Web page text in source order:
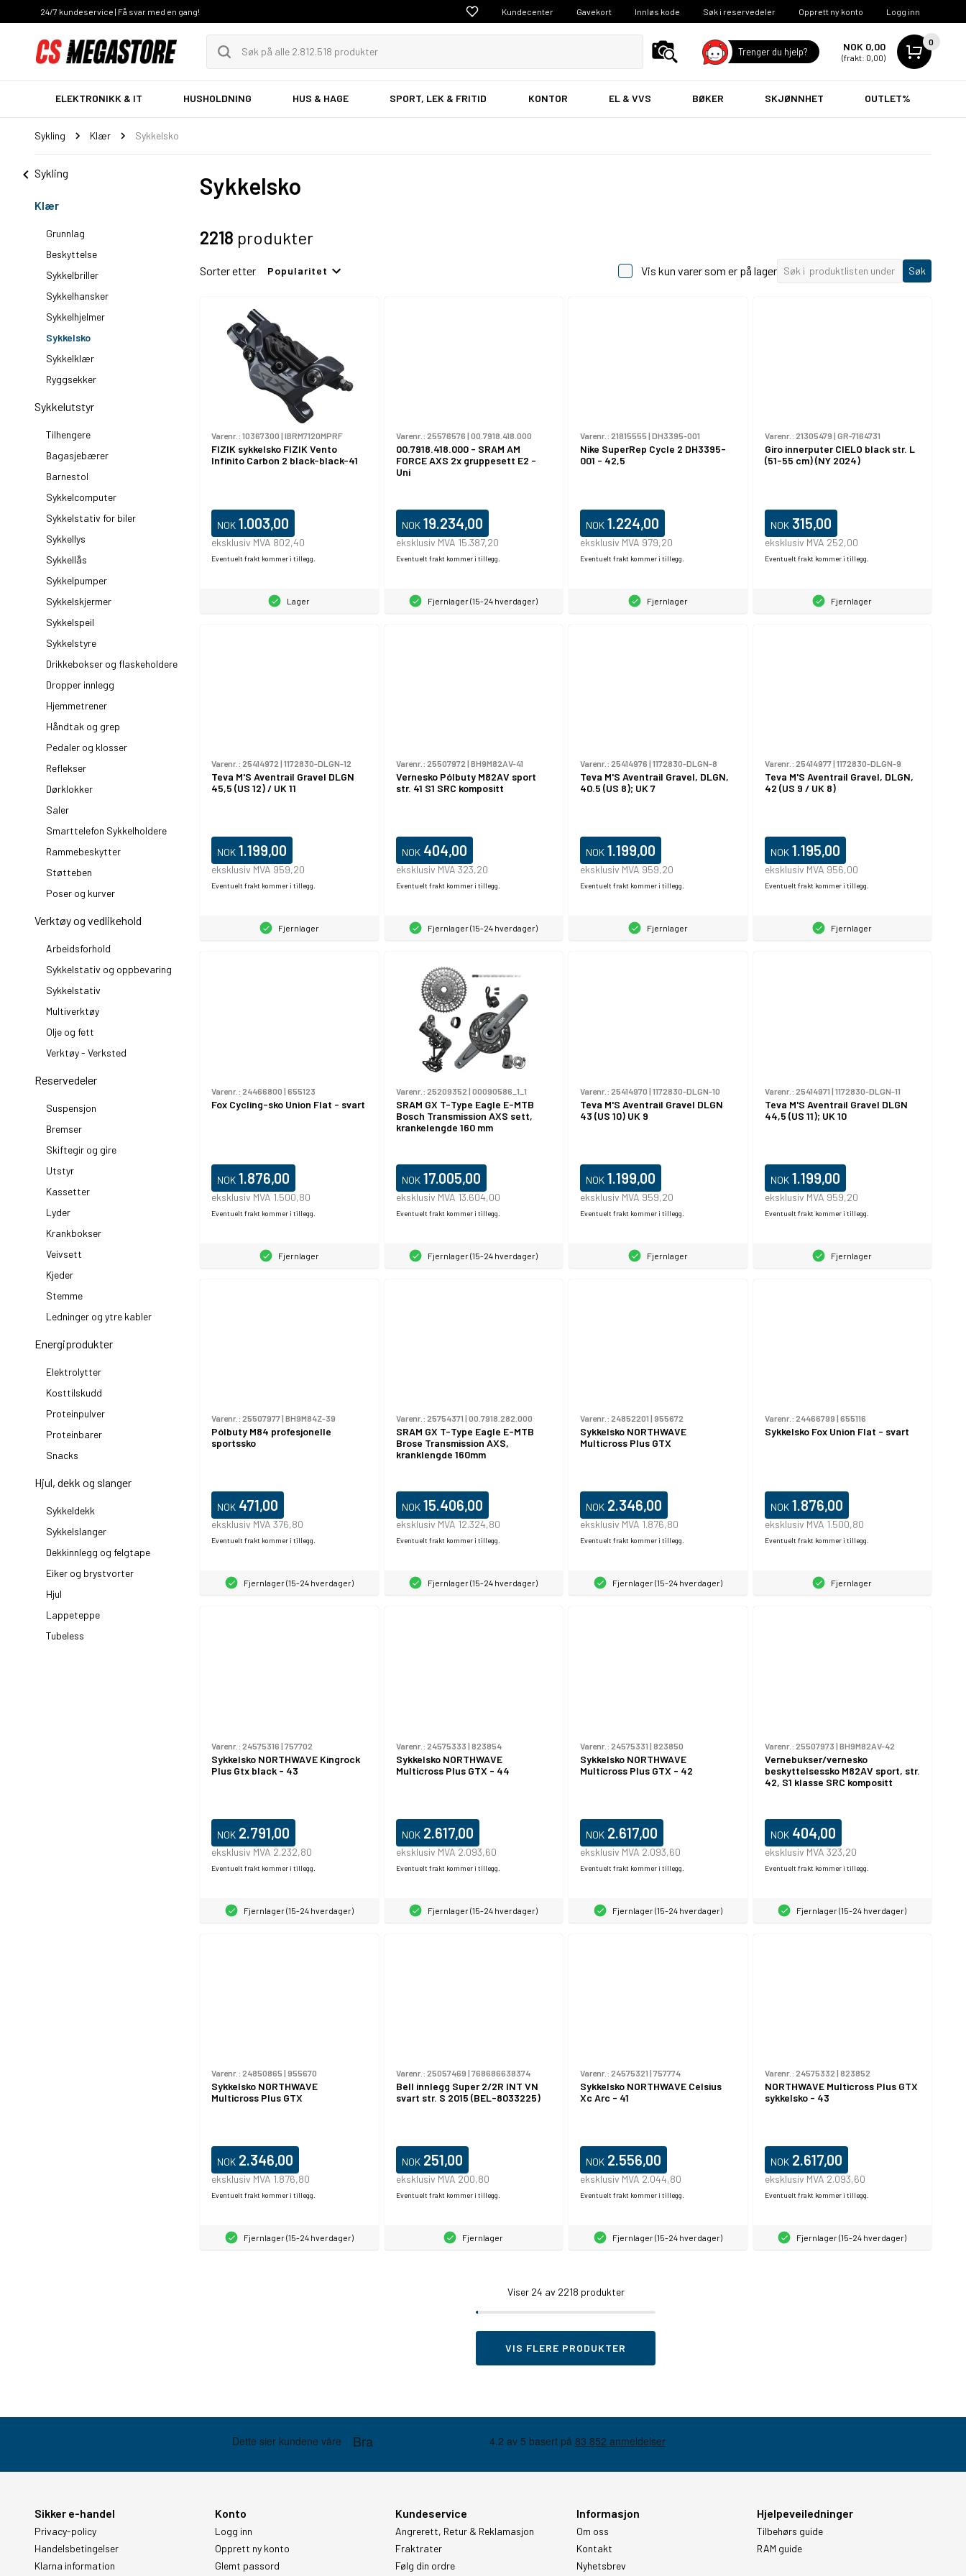
24/7 kundeservice | Få svar med en gang! Kundecenter Gavekort Innløs kode Søk i reservedeler Opprett ny konto Logg inn
Trenger du hjelp? NOK 0,00
(frakt: 0,00)
0
ELEKTRONIKK & IT HUSHOLDNING HUS & HAGE SPORT, LEK & FRITID KONTOR EL & VVS BØKER SKJØNNHET OUTLET%
Sykling Klær Sykkelsko
Sykling
Klær
Grunnlag
Beskyttelse
Sykkelbriller
Sykkelhansker
Sykkelhjelmer
Sykkelsko
Sykkelklær
Ryggsekker
Sykkelutstyr
Tilhengere
Bagasjebærer
Barnestol
Sykkelcomputer
Sykkelstativ for biler
Sykkellys
Sykkellås
Sykkelpumper
Sykkelskjermer
Sykkelspeil
Sykkelstyre
Drikkebokser og flaskeholdere
Dropper innlegg
Hjemmetrener
Håndtak og grep
Pedaler og klosser
Reflekser
Dørklokker
Saler
Smarttelefon Sykkelholdere
Rammebeskytter
Støtteben
Poser og kurver
Verktøy og vedlikehold
Arbeidsforhold
Sykkelstativ og oppbevaring
Sykkelstativ
Multiverktøy
Olje og fett
Verktøy - Verksted
Reservedeler
Suspensjon
Bremser
Skiftegir og gire
Utstyr
Kassetter
Lyder
Krankbokser
Veivsett
Kjeder
Stemme
Ledninger og ytre kabler
Energiprodukter
Elektrolytter
Kosttilskudd
Proteinpulver
Proteinbarer
Snacks
Hjul, dekk og slanger
Sykkeldekk
Sykkelslanger
Dekkinnlegg og felgtape
Eiker og brystvorter
Hjul
Lappeteppe
Tubeless
Sykkelsko
2218 produkter
Sorter etter Popularitet Vis kun varer som er på lager Søk
Varenr.: 10367300 | IBRM7120MPRF
FIZIK sykkelsko FIZIK Vento
Infinito Carbon 2 black-black-41
NOK 1.003,00
eksklusiv MVA 802,40
Eventuelt frakt kommer i tillegg.
Lager
Varenr.: 25576576 | 00.7918.418.000
00.7918.418.000 - SRAM AM
FORCE AXS 2x gruppesett E2 -
Uni
NOK 19.234,00
eksklusiv MVA 15.387,20
Eventuelt frakt kommer i tillegg.
Fjernlager (15-24 hverdager)
Varenr.: 21815555 | DH3395-001
Nike SuperRep Cycle 2 DH3395-
001 - 42,5
NOK 1.224,00
eksklusiv MVA 979,20
Eventuelt frakt kommer i tillegg.
Fjernlager
Varenr.: 21305479 | GR-7164731
Giro innerputer CIELO black str. L
(51-55 cm) (NY 2024)
NOK 315,00
eksklusiv MVA 252,00
Eventuelt frakt kommer i tillegg.
Fjernlager
Varenr.: 25414972 | 1172830-DLGN-12
Teva M'S Aventrail Gravel DLGN
45,5 (US 12) / UK 11
NOK 1.199,00
eksklusiv MVA 959,20
Eventuelt frakt kommer i tillegg.
Fjernlager
Varenr.: 25507972 | BH9M82AV-41
Vernesko Pólbuty M82AV sport
str. 41 S1 SRC kompositt
NOK 404,00
eksklusiv MVA 323,20
Eventuelt frakt kommer i tillegg.
Fjernlager (15-24 hverdager)
Varenr.: 25414976 | 1172830-DLGN-8
Teva M'S Aventrail Gravel, DLGN,
40.5 (US 8); UK 7
NOK 1.199,00
eksklusiv MVA 959,20
Eventuelt frakt kommer i tillegg.
Fjernlager
Varenr.: 25414977| 1172830-DLGN-9
Teva M'S Aventrail Gravel, DLGN,
42 (US 9 / UK 8)
NOK 1.195,00
eksklusiv MVA 956,00
Eventuelt frakt kommer i tillegg.
Fjernlager
Varenr.: 24466800 | 655123
Fox Cycling-sko Union Flat - svart
NOK 1.876,00
eksklusiv MVA 1.500,80
Eventuelt frakt kommer i tillegg.
Fjernlager
Varenr.: 25209352 | 00090586_1_1
SRAM GX T-Type Eagle E-MTB
Bosch Transmission AXS sett,
krankelengde 160 mm
NOK 17.005,00
eksklusiv MVA 13.604,00
Eventuelt frakt kommer i tillegg.
Fjernlager (15-24 hverdager)
Varenr.: 25414970 | 1172830-DLGN-10
Teva M'S Aventrail Gravel DLGN
43 (US 10) UK 9
NOK 1.199,00
eksklusiv MVA 959,20
Eventuelt frakt kommer i tillegg.
Fjernlager
Varenr.: 25414971 | 1172830-DLGN-11
Teva M'S Aventrail Gravel DLGN
44,5 (US 11); UK 10
NOK 1.199,00
eksklusiv MVA 959,20
Eventuelt frakt kommer i tillegg.
Fjernlager
Varenr.: 25507977| BH9M84Z-39
Pólbuty M84 profesjonelle
sportssko
NOK 471,00
eksklusiv MVA 376,80
Eventuelt frakt kommer i tillegg.
Fjernlager (15-24 hverdager)
Varenr.: 25754371 | 00.7918.282.000
SRAM GX T-Type Eagle E-MTB
Brose Transmission AXS,
kranklengde 160mm
NOK 15.406,00
eksklusiv MVA 12.324,80
Eventuelt frakt kommer i tillegg.
Fjernlager (15-24 hverdager)
Varenr.: 24852201 | 955672
Sykkelsko NORTHWAVE
Multicross Plus GTX
NOK 2.346,00
eksklusiv MVA 1.876,80
Eventuelt frakt kommer i tillegg.
Fjernlager (15-24 hverdager)
Varenr.: 24466799 | 655116
Sykkelsko Fox Union Flat - svart
NOK 1.876,00
eksklusiv MVA 1.500,80
Eventuelt frakt kommer i tillegg.
Fjernlager
Varenr.: 24575316 | 757702
Sykkelsko NORTHWAVE Kingrock
Plus Gtx black - 43
NOK 2.791,00
eksklusiv MVA 2.232,80
Eventuelt frakt kommer i tillegg.
Fjernlager (15-24 hverdager)
Varenr.: 24575333 | 823854
Sykkelsko NORTHWAVE
Multicross Plus GTX - 44
NOK 2.617,00
eksklusiv MVA 2.093,60
Eventuelt frakt kommer i tillegg.
Fjernlager (15-24 hverdager)
Varenr.: 24575331 | 823850
Sykkelsko NORTHWAVE
Multicross Plus GTX - 42
NOK 2.617,00
eksklusiv MVA 2.093,60
Eventuelt frakt kommer i tillegg.
Fjernlager (15-24 hverdager)
Varenr.: 25507973 | BH9M82AV-42
Vernebukser/vernesko
beskyttelsessko M82AV sport, str.
42, S1 klasse SRC kompositt
NOK 404,00
eksklusiv MVA 323,20
Eventuelt frakt kommer i tillegg.
Fjernlager (15-24 hverdager)
Varenr.: 24850865 | 955670
Sykkelsko NORTHWAVE
Multicross Plus GTX
NOK 2.346,00
eksklusiv MVA 1.876,80
Eventuelt frakt kommer i tillegg.
Fjernlager (15-24 hverdager)
Varenr.: 25057469 | 768686638374
Bell innlegg Super 2/2R INT VN
svart str. S 2015 (BEL-8033225)
NOK 251,00
eksklusiv MVA 200,80
Eventuelt frakt kommer i tillegg.
Fjernlager
Varenr.: 24575321 | 757774
Sykkelsko NORTHWAVE Celsius
Xc Arc - 41
NOK 2.556,00
eksklusiv MVA 2.044,80
Eventuelt frakt kommer i tillegg.
Fjernlager (15-24 hverdager)
Varenr.: 24575332 | 823852
NORTHWAVE Multicross Plus GTX
sykkelsko - 43
NOK 2.617,00
eksklusiv MVA 2.093,60
Eventuelt frakt kommer i tillegg.
Fjernlager (15-24 hverdager)
Viser 24 av 2218 produkter
VIS FLERE PRODUKTER
Sikker e-handel
Privacy-policy
Handelsbetingelser
Klarna information
Konto
Logg inn
Opprett ny konto
Glemt passord
Kundeservice
Angrerett, Retur & Reklamasjon
Fraktrater
Følg din ordre
Informasjon
Om oss
Kontakt
Nyhetsbrev
Hjelpeveiledninger
Tilbehørs guide
RAM guide